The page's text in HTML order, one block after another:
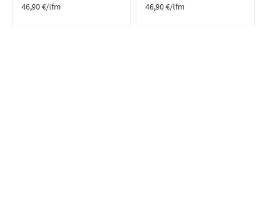
46,90€/lfm
46,90€/lfm